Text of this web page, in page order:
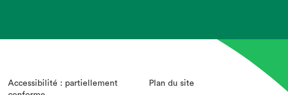
Accessibilité : partiellement
Plan du site